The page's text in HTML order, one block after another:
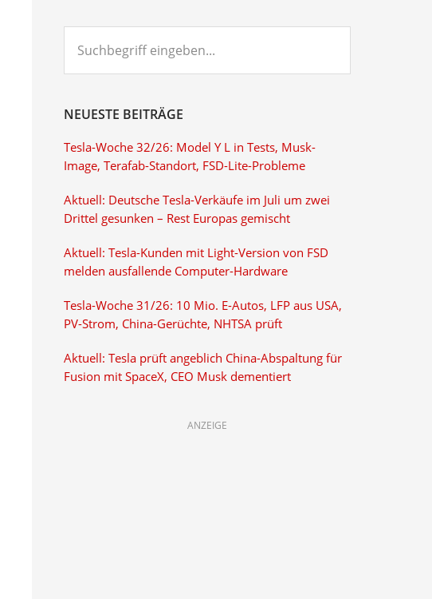
eingeben...
NEUESTE BEITRÄGE
Tesla-Woche 32/26: Model Y L in Tests, Musk-
Image, Terafab-Standort, FSD-Lite-Probleme
Aktuell: Deutsche Tesla-Verkäufe im Juli um zwei
Drittel gesunken – Rest Europas gemischt
Aktuell: Tesla-Kunden mit Light-Version von FSD
melden ausfallende Computer-Hardware
Tesla-Woche 31/26: 10 Mio. E-Autos, LFP aus USA,
PV-Strom, China-Gerüchte, NHTSA prüft
Aktuell: Tesla prüft angeblich China-Abspaltung für
Fusion mit SpaceX, CEO Musk dementiert
ANZEIGE